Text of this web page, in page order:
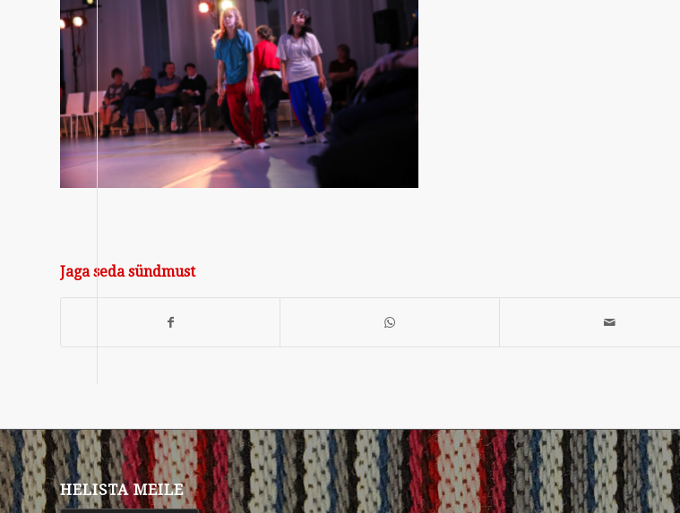
Jaga seda sündmust
HELISTA MEILE